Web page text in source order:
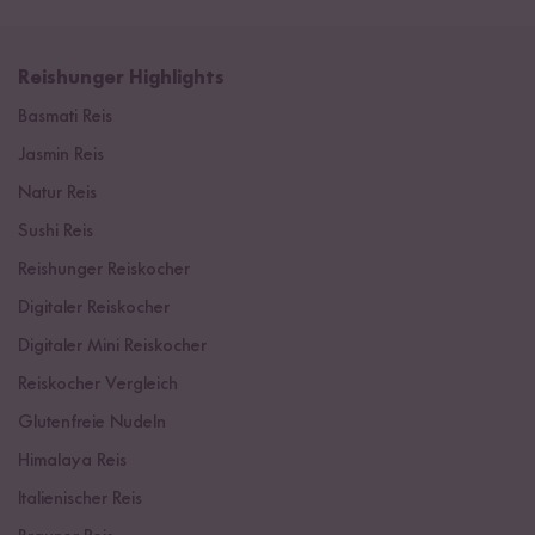
Reishunger Highlights
Basmati Reis
Jasmin Reis
Natur Reis
Sushi Reis
Reishunger Reiskocher
Digitaler Reiskocher
Digitaler Mini Reiskocher
Reiskocher Vergleich
Glutenfreie Nudeln
Himalaya Reis
Italienischer Reis